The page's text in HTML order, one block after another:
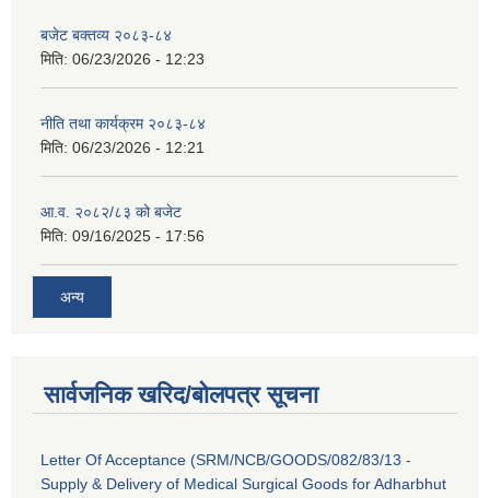
बजेट बक्तव्य २०८३-८४
मिति: 06/23/2026 - 12:23
नीति तथा कार्यक्रम २०८३-८४
मिति: 06/23/2026 - 12:21
आ.व. २०८२/८३ को बजेट
मिति: 09/16/2025 - 17:56
अन्य
सार्वजनिक खरिद/बोलपत्र सूचना
Letter Of Acceptance (SRM/NCB/GOODS/082/83/13 -
Supply & Delivery of Medical Surgical Goods for Adharbhut